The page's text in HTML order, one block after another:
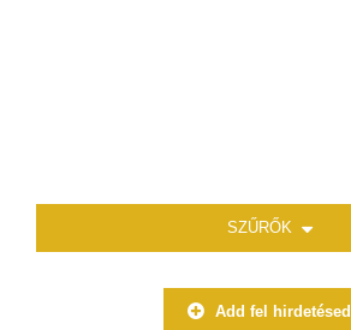
SZŰRŐK
Add fel hirdetésed